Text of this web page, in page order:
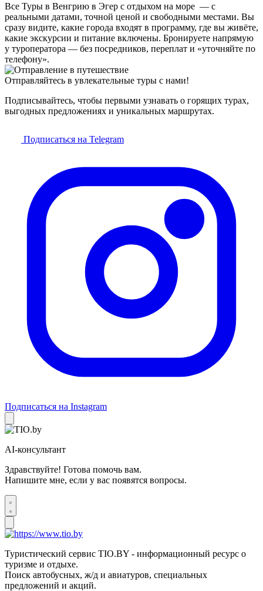
Все Туры в Венгрию в Эгер с отдыхом на море — с
реальными датами, точной ценой и свободными местами. Вы
сразу видите, какие города входят в программу, где вы живёте,
какие экскурсии и питание включены. Бронируете напрямую
у туроператора — без посредников, переплат и «уточняйте по
телефону».
Отправляйтесь в увлекательные туры с нами!
Подписывайтесь, чтобы первыми узнавать о горящих турах,
выгодных предложениях и уникальных маршрутах.
Подписаться на Telegram
Подписаться на Instagram
AI-консультант
Здравствуйте! Готова помочь вам.
Напишите мне, если у вас появятся вопросы.
Туристический сервис TIO.BY - информационный ресурс о
туризме и отдыхе.
Поиск автобусных, ж/д и авиатуров, специальных
предложений и акций.